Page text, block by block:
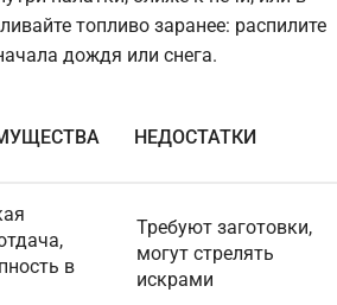
топливо заранее: распилите
дождя или снега.
НЕДОСТАТКИ
в
Требуют заготовки,
могут стрелять
искрами